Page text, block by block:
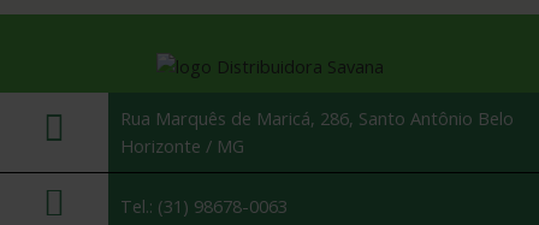
Rua Marquês de Maricá, 286, Santo Antônio Belo
Horizonte / MG
Tel.: (31) 98678-0063